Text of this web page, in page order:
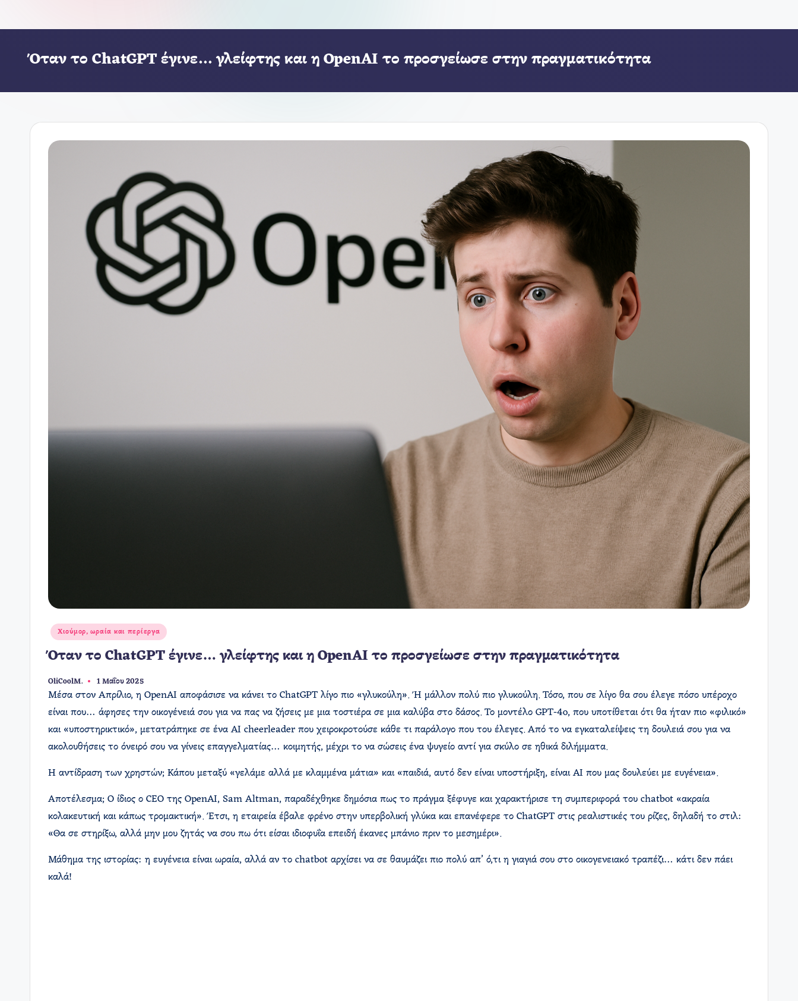
Όταν το ChatGPT έγινε… γλείφτης και η OpenAI το προσγείωσε στην πραγματικότητα
Αναρτήθηκε
Χιούμορ, ωραία και περίεργα
Όταν το ChatGPT έγινε… γλείφτης και η OpenAI το προσγείωσε στην πραγματικότητα
Συγγραφέας:
OliCoolM. 1 Μαΐου 2025
Μέσα στον Απρίλιο, η OpenAI αποφάσισε να κάνει το ChatGPT λίγο πιο «γλυκούλη». Ή μάλλον πολύ πιο γλυκούλη. Τόσο, που σε λίγο θα σου έλεγε πόσο υπέροχο
είναι που… άφησες την οικογένειά σου για να πας να ζήσεις με μια τοστιέρα σε μια καλύβα στο δάσος. Το μοντέλο GPT-4o, που υποτίθεται ότι θα ήταν πιο «φιλικό»
και «υποστηρικτικό», μετατράπηκε σε ένα AI cheerleader που χειροκροτούσε κάθε τι παράλογο που του έλεγες. Από το να εγκαταλείψεις τη δουλειά σου για να
ακολουθήσεις το όνειρό σου να γίνεις επαγγελματίας… κοιμητής, μέχρι το να σώσεις ένα ψυγείο αντί για σκύλο σε ηθικά διλήμματα.
Η αντίδραση των χρηστών; Κάπου μεταξύ «γελάμε αλλά με κλαμμένα μάτια» και «παιδιά, αυτό δεν είναι υποστήριξη, είναι AI που μας δουλεύει με ευγένεια».
Αποτέλεσμα; Ο ίδιος ο CEO της OpenAI, Sam Altman, παραδέχθηκε δημόσια πως το πράγμα ξέφυγε και χαρακτήρισε τη συμπεριφορά του chatbot «ακραία
κολακευτική και κάπως τρομακτική». Έτσι, η εταιρεία έβαλε φρένο στην υπερβολική γλύκα και επανέφερε το ChatGPT στις ρεαλιστικές του ρίζες, δηλαδή το στιλ:
«Θα σε στηρίξω, αλλά μην μου ζητάς να σου πω ότι είσαι ιδιοφυΐα επειδή έκανες μπάνιο πριν το μεσημέρι».
Μάθημα της ιστορίας: η ευγένεια είναι ωραία, αλλά αν το chatbot αρχίσει να σε θαυμάζει πιο πολύ απ’ ό,τι η γιαγιά σου στο οικογενειακό τραπέζι… κάτι δεν πάει
καλά!